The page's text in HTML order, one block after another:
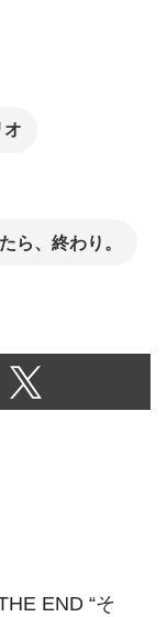
オ
ら、終わり。
END “そ